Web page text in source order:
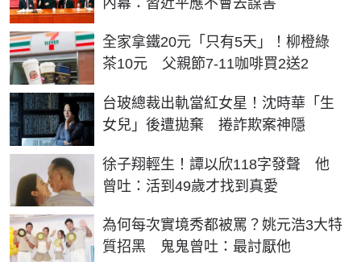
全家拿鐵20元「只有5天」！柳橙綠
茶10元 父親節7-11咖啡買2送2
台玻總裁出軌當紅女星！沈時華「生
女兒」後遭拋棄 捲詐欺案神隱
徐子翔輕生！譚以欣118字發聲 他
曾吐：活到49歲才找到真愛
為何每次實境秀都被罵？姚元浩3大特
質招黑 鬼鬼曾吐：最討厭他